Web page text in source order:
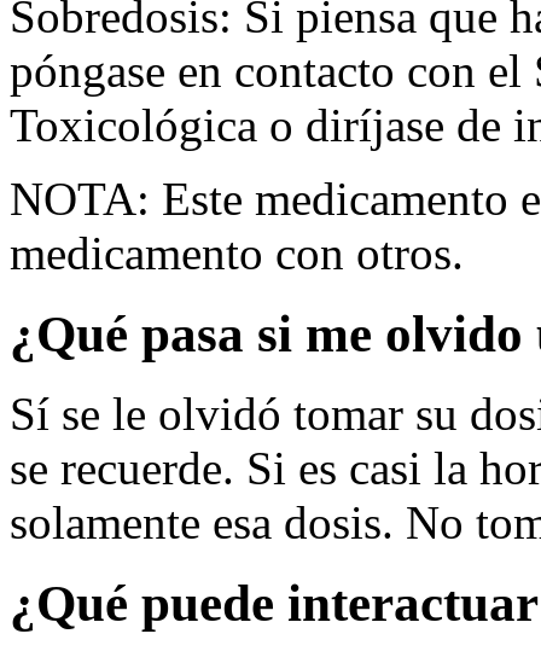
Sobredosis: Si piensa que
póngase en contacto con
Toxicológica o diríjase de
NOTA: Este medicamento
medicamento con otros.
¿Qué pasa si me olvido
Sí se le olvidó tomar su
se recuerde. Si es casi la
solamente esa dosis. No
¿Qué puede